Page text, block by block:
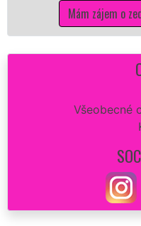
zájem o zednické práce ve
Všeobecné